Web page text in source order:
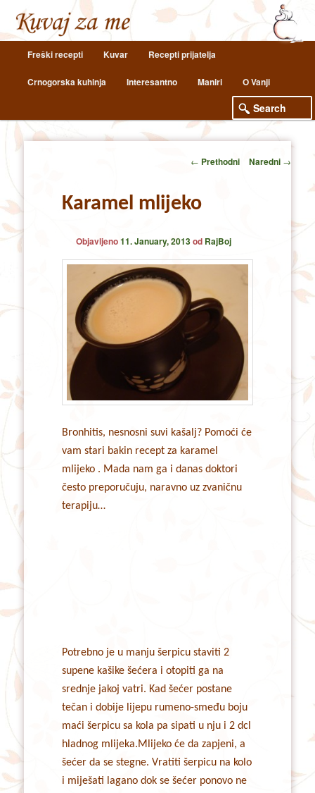
Skip
to
primary
Skip
to
secondary
Freški recepti Kuvar Recepti prijatelja
Crnogorska kuhinja Interesantno Maniri O Vanji
Post
← Prethodni Naredni →
Karamel mlijeko
Objavljeno11. January, 2013od RajBoj
Bronhitis, nesnosni suvi kašalj? Pomoći će
vam stari bakin recept za karamel
mlijeko . Mada nam ga i danas doktori
često preporučuju, naravno uz zvaničnu
terapiju…
Potrebno je u manju šerpicu staviti 2
supene kašike šećera i otopiti ga na
srednje jakoj vatri. Kad šećer postane
tečan i dobije lijepu rumeno-smeđu boju
maći šerpicu sa kola pa sipati u nju i 2 dcl
hladnog mlijeka.Mlijeko će da zapjeni, a
šećer da se stegne. Vratiti šerpicu na kolo
i miješati lagano dok se šećer ponovo ne